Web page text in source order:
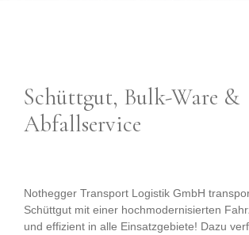
Schüttgut, Bulk-Ware &
Abfallservice
Nothegger Transport Logistik GmbH
Schüttgut mit einer hochmodernisierten
und effizient in alle Einsatzgebiete! Dazu